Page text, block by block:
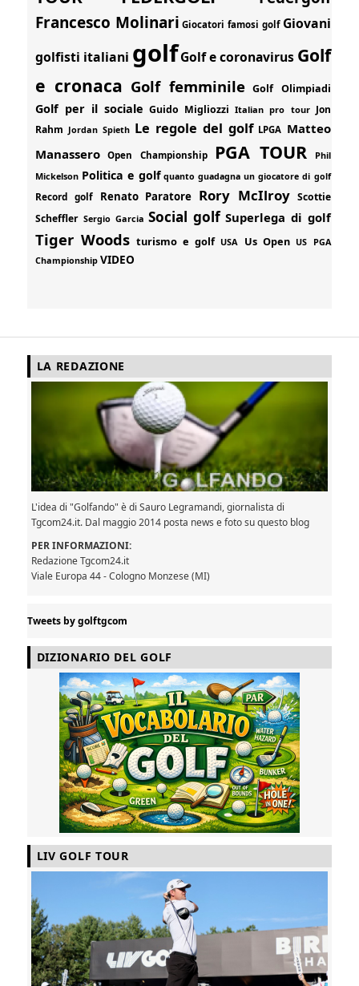
Francesco Molinari Giocatori famosi golf Giovani
golfisti italiani golf Golf e coronavirus Golf
e cronaca Golf femminile Golf Olimpiadi
Golf per il sociale Guido Migliozzi Italian pro tour Jon
Rahm Jordan Spieth Le regole del golf LPGA Matteo
Manassero
Open Championship PGA TOUR
Phil
Mickelson Politica e golf quanto guadagna un giocatore di golf
Record golf Renato Paratore Rory McIlroy Scottie
Scheffler Sergio Garcia Social golf Superlega di golf
Tiger Woods turismo e golf USA Us Open US PGA
Championship VIDEO
LA REDAZIONE
L'idea di "Golfando" è di Sauro Legramandi, giornalista di
Tgcom24.it. Dal maggio 2014 posta news e foto su questo blog
PER INFORMAZIONI:
Redazione Tgcom24.it
Viale Europa 44 - Cologno Monzese (MI)
Tweets by golftgcom
DIZIONARIO DEL GOLF
LIV GOLF TOUR